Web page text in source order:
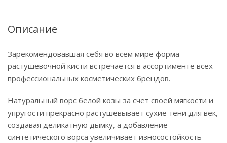
Описание
Зарекомендовавшая себя во всём мире форма
растушевочной кисти встречается в ассортименте всех
профессиональных косметических брендов.
Натуральный ворс белой козы за счет своей мягкости и
упругости прекрасно растушевывает сухие тени для век,
создавая деликатную дымку, а добавление
синтетического ворса увеличивает износостойкость